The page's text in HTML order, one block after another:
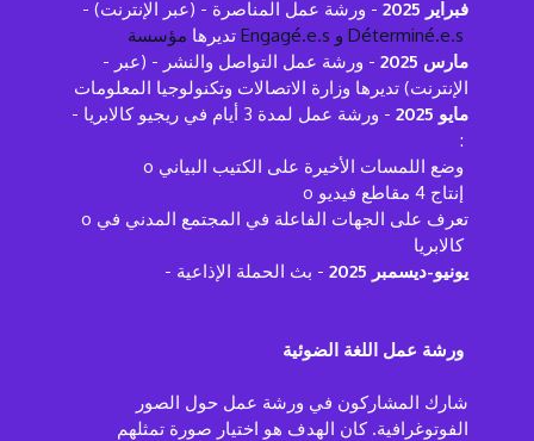
-
فبراير 2025
- ورشة عمل المناصرة - (عبر الإنترنت)
تديرها
مؤسسة Engagé.e.s و Déterminé.e.s
-
مارس 2025
- ورشة عمل التواصل والنشر - (عبر
الإنترنت) تديرها وزارة الاتصالات وتكنولوجيا المعلومات
-
مايو 2025
- ورشة عمل لمدة 3 أيام في ريجيو كالابريا
:
o تعرف على الجهات الفاعلة في المجتمع المدني في
كالابريا
-
يونيو-ديسمبر 2025 - بث الحملة الإذاعية
شارك المشاركون في ورشة عمل حول الصور
الفوتوغرافية. كان الهدف هو اختيار صورة تمثلهم